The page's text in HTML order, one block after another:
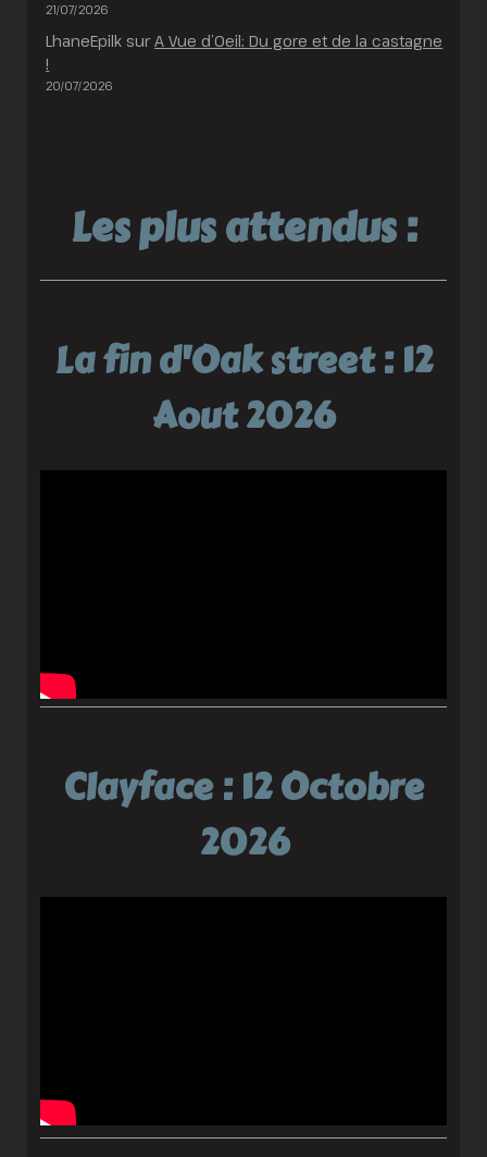
21/07/2026
LhaneEpilk surA Vue d’Oeil: Du gore et de la castagne
!
20/07/2026
Les plus attendus :
La fin d'Oak street : 12
Aout 2026
Clayface : 12 Octobre
2026